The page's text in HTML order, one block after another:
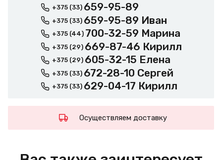
+375 (33) 659-95-89
+375 (33) 659-95-89 Иван
+375 (44) 700-32-59 Марина
+375 (29) 669-87-46 Кирилл
+375 (29) 605-32-15 Елена
+375 (33) 672-28-10 Сергей
+375 (33) 629-04-17 Кирилл
Осуществляем доставку